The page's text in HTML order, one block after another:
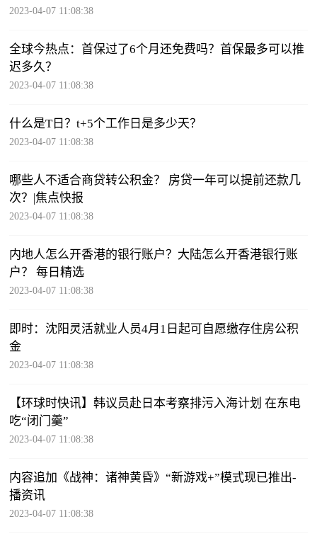
2023-04-07 11:08:38
全球今热点：首保过了6个月还免费吗？首保最多可以推
迟多久？
2023-04-07 11:08:38
什么是T日？t+5个工作日是多少天？
2023-04-07 11:08:38
哪些人不适合商贷转公积金？ 房贷一年可以提前还款几
次？|焦点快报
2023-04-07 11:08:38
内地人怎么开香港的银行账户？大陆怎么开香港银行账
户？ 每日精选
2023-04-07 11:08:38
即时：沈阳灵活就业人员4月1日起可自愿缴存住房公积
金
2023-04-07 11:08:38
【环球时快讯】韩议员赴日本考察排污入海计划 在东电
吃“闭门羹”
2023-04-07 11:08:38
内容追加《战神：诸神黄昏》“新游戏+”模式现已推出-
播资讯
2023-04-07 11:08:38